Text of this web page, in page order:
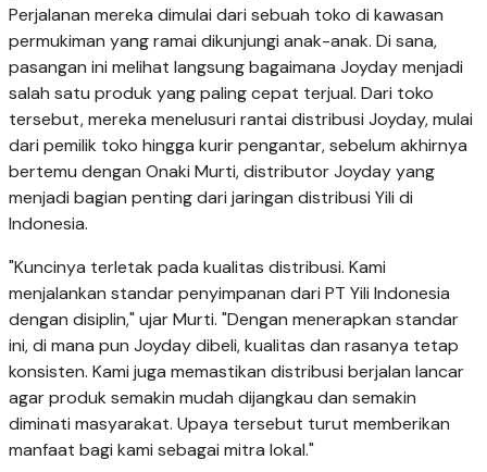
SCROLL TO RESUME CONTENT
jwplayer(‘myplayer1’).setup({file:
image:
‘https://mma.prnasia.com/media2/3004698/
p=medium’, autostart:’false’, stretching : ‘uniform’, width:
‘512’, height: ‘288’});
Menghadirkan Keceriaan Melalui Jaringan Distribusi
yang Kuat